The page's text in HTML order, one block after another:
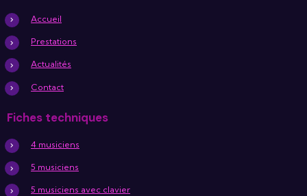
Accueil
Prestations
Actualités
Contact
Fiches techniques
4 musiciens
5 musiciens
5 musiciens avec clavier